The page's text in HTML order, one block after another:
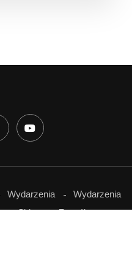
Wydarzenia
Wydarzenia
Sklep Zespół